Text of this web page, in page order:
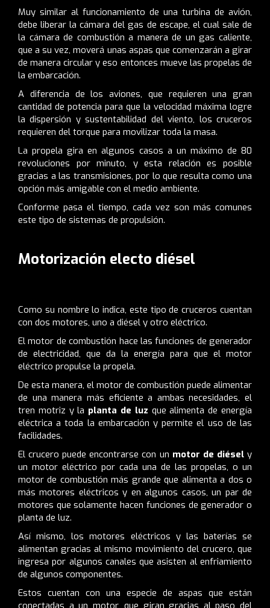
Muy similar al funcionamiento de una turbina de avión,
debe liberar la cámara del gas de escape, el cual sale de
la cámara de combustión a manera de un gas caliente,
que a su vez, moverá unas aspas que comenzarán a girar
de manera circular y eso entonces mueve las propelas de
la embarcación.
A diferencia de los aviones, que requieren una gran
cantidad de potencia para que la velocidad máxima logre
la dispersión y sustentabilidad del viento, los cruceros
requieren del torque para movilizar toda la masa.
La propela gira en algunos casos a un máximo de 80
revoluciones por minuto, y esta relación es posible
gracias a las transmisiones, por lo que resulta como una
opción más amigable con el medio ambiente.
Conforme pasa el tiempo, cada vez son más comunes
este tipo de sistemas de propulsión.
Motorización electo diésel
Como su nombre lo indica, este tipo de cruceros cuentan
con dos motores, uno a diésel y otro eléctrico.
El motor de combustión hace las funciones de generador
de electricidad, que da la energía para que el motor
eléctrico propulse la propela.
De esta manera, el motor de combustión puede alimentar
de una manera más eficiente a ambas necesidades, el
tren motriz y la planta de luz que alimenta de energía
eléctrica a toda la embarcación y permite el uso de las
facilidades.
El crucero puede encontrarse con un motor de diésely
un motor eléctrico por cada una de las propelas, o un
motor de combustión más grande que alimenta a dos o
más motores eléctricos y en algunos casos, un par de
motores que solamente hacen funciones de generador o
planta de luz.
Así mismo, los motores eléctricos y las baterías se
alimentan gracias al mismo movimiento del crucero, que
ingresa por algunos canales que asisten al enfriamiento
de algunos componentes.
Estos cuentan con una especie de aspas que están
conectadas a un motor, que giran gracias al paso del